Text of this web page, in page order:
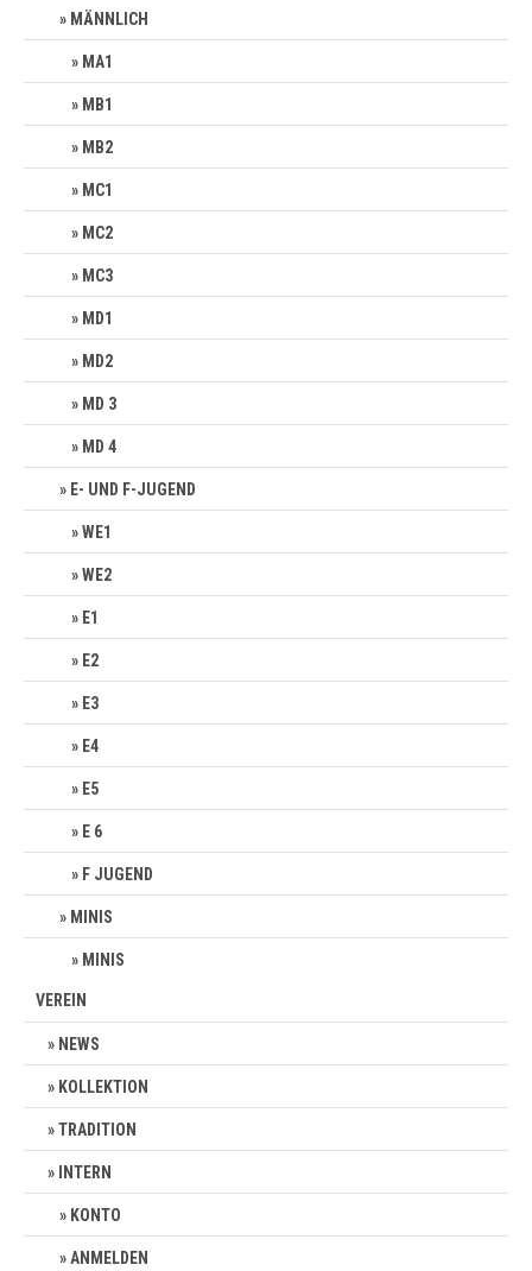
MÄNNLICH
MA1
MB1
MB2
MC1
MC2
MC3
MD1
MD2
MD 3
MD 4
E- UND F-JUGEND
WE1
WE2
E1
E2
E3
E4
E5
E 6
F JUGEND
MINIS
MINIS
VEREIN
NEWS
KOLLEKTION
TRADITION
INTERN
KONTO
ANMELDEN